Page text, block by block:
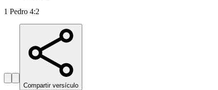
1 Pedro 4:2
Compartir versículo